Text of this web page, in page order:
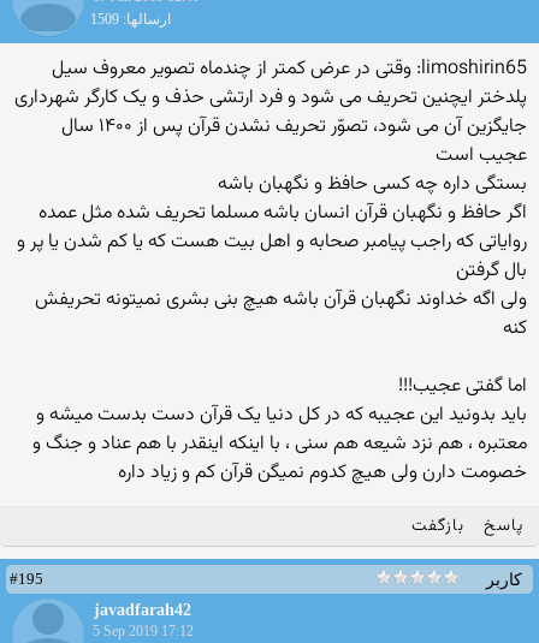
ارسالها: 1509
limoshirin65: وقتی در عرض کمتر از چندماه تصویر معروف سیل
پلدختر ایچنین تحریف می شود و فرد ارتشی حذف و یک کارگر شهرداری
جایگزین آن می شود، تصوّر تحریف نشدن قرآن پس از ۱۴۰۰ سال
عجیب است
بستگی داره چه کسی حافظ و نگهبان باشه
اگر حافظ و نگهبان قرآن انسان باشه مسلما تحریف شده مثل عمده
روایاتی که راجب پیامبر صحابه و اهل بیت هست که یا کم شدن یا پر و
بال گرفتن
ولی اگه خداوند نگهبان قرآن باشه هیچ بنی بشری نمیتونه تحریفش
کنه
اما گفتی عجیب!!!
باید بدونید این عجیبه که در کل دنیا یک قرآن دست بدست میشه و
معتبره ، هم نزد شیعه هم سنی ، با اینکه اینقدر با هم عناد و جنگ و
خصومت دارن ولی هیچ کدوم نمیگن قرآن کم و زیاد داره
پاسخ بازگفت
کاربر
#195
javadfarah42
5 Sep 2019 17:12